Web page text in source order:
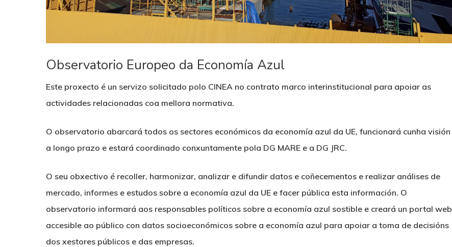
Observatorio Europeo da Economía Azul
Este proxecto é un servizo solicitado polo CINEA no contrato marco interinstitucional para apoiar as
actividades relacionadas coa mellora normativa.
O observatorio abarcará todos os sectores económicos da economía azul da UE, funcionará cunha visión
a longo prazo e estará coordinado conxuntamente pola DG MARE e a DG JRC.
O seu obxectivo é recoller, harmonizar, analizar e difundir datos e coñecementos e realizar análises de
mercado, informes e estudos sobre a economía azul da UE e facer pública esta información. O
observatorio informará aos responsables políticos sobre a economía azul sostible e creará un portal web
accesible ao público con datos socioeconómicos sobre a economía azul para apoiar a toma de decisións
dos xestores públicos e das empresas.